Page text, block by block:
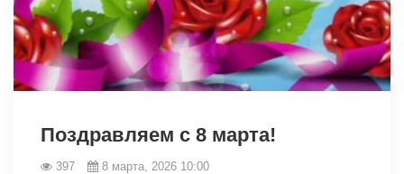
Поздравляем с 8 марта!
397 8 марта, 2026 10:00